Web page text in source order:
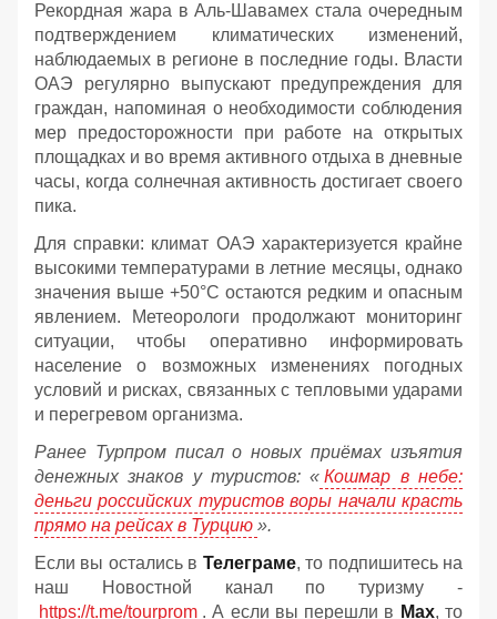
Рекордная жара в Аль-Шавамех стала очередным
подтверждением климатических изменений,
наблюдаемых в регионе в последние годы. Власти
ОАЭ регулярно выпускают предупреждения для
граждан, напоминая о необходимости соблюдения
мер предосторожности при работе на открытых
площадках и во время активного отдыха в дневные
часы, когда солнечная активность достигает своего
пика.
Для справки: климат ОАЭ характеризуется крайне
высокими температурами в летние месяцы, однако
значения выше +50°C остаются редким и опасным
явлением. Метеорологи продолжают мониторинг
ситуации, чтобы оперативно информировать
население о возможных изменениях погодных
условий и рисках, связанных с тепловыми ударами
и перегревом организма.
Ранее Турпром писал о новых приёмах изъятия
денежных знаков у туристов: « Кошмар в небе:
деньги российских туристов воры начали красть
прямо на рейсах в Турцию ».
Если вы остались в Телеграме, то подпишитесь на
наш Новостной канал по туризму -
https://t.me/tourprom . А если вы перешли в Мах, то